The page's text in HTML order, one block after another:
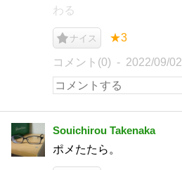
わる
ナイス ★3
コメント(0) 2022/09/02
Souichirou Takenaka
ポメたたら。